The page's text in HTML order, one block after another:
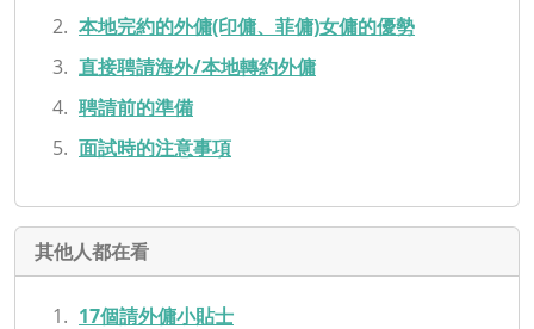
本地完約的外傭(印傭、菲傭)女傭的優勢
直接聘請海外/本地轉約外傭
聘請前的準備
面試時的注意事項
其他人都在看
17個請外傭小貼士